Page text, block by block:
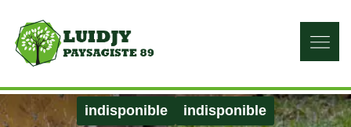
indisponible indisponible